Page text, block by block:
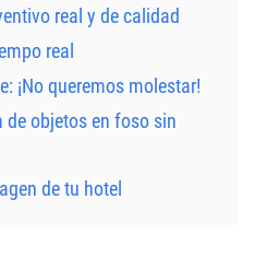
real y de calidad
real
¡No queremos molestar!
de objetos en foso sin
de tu hotel